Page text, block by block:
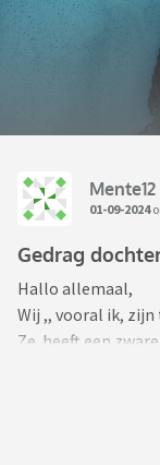
Mente12
01-09-2024
Gedrag
Hallo allemaal,
Wij ,, vooral ik,
Ze heeft een
We hebben
weigert nu alle
schulden. Dat